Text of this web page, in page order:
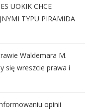
UOKIK CHCE
TYPU PIRAMIDA
Waldemara M.
się wreszcie prawa i
opinii